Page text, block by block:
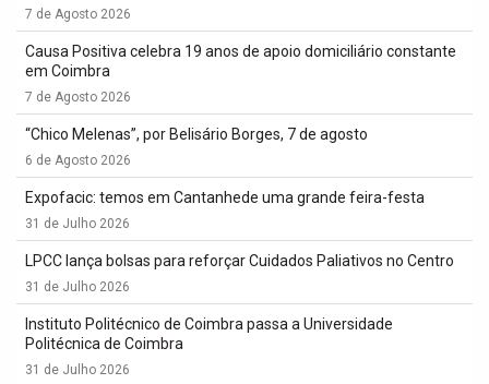
7 de Agosto 2026
Causa Positiva celebra 19 anos de apoio domiciliário constante
em Coimbra
7 de Agosto 2026
“Chico Melenas”, por Belisário Borges, 7 de agosto
6 de Agosto 2026
Expofacic: temos em Cantanhede uma grande feira-festa
31 de Julho 2026
LPCC lança bolsas para reforçar Cuidados Paliativos no Centro
31 de Julho 2026
Instituto Politécnico de Coimbra passa a Universidade
Politécnica de Coimbra
31 de Julho 2026